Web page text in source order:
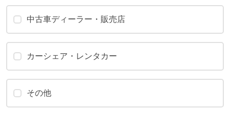
中古車ディーラー・販売店
カーシェア・レンタカー
その他